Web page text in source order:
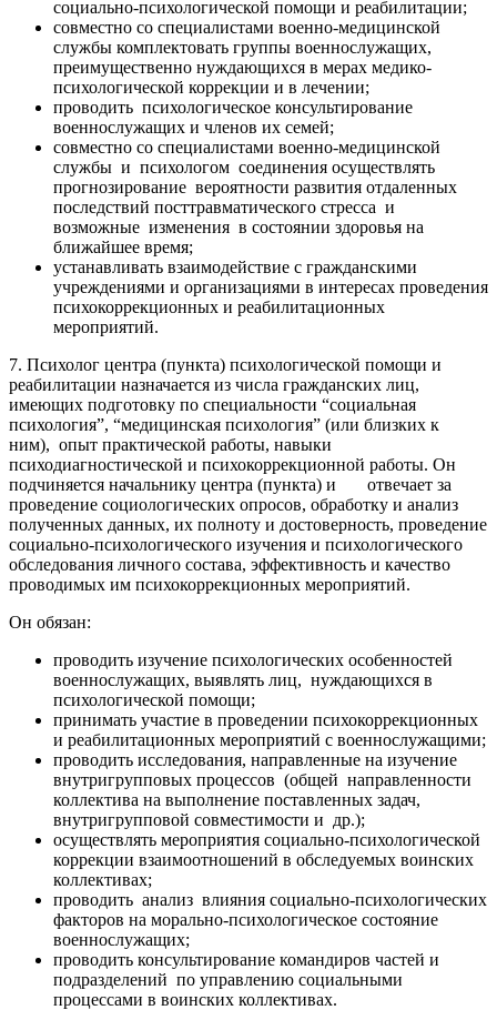
социально-психологической помощи и реабилитации;
совместно со специалистами военно-медицинской
службы комплектовать группы военнослужащих,
преимущественно нуждающихся в мерах медико-
психологической коррекции и в лечении;
проводить психологическое консультирование
военнослужащих и членов их семей;
совместно со специалистами военно-медицинской
службы и психологом соединения осуществлять
прогнозирование вероятности развития отдаленных
последствий посттравматического стресса и
возможные изменения в состоянии здоровья на
ближайшее время;
устанавливать взаимодействие с гражданскими
учреждениями и организациями в интересах проведения
психокоррекционных и реабилитационных
мероприятий.
7. Психолог центра (пункта) психологической помощи и
реабилитации назначается из числа гражданских лиц,
имеющих подготовку по специальности “социальная
психология”, “медицинская психология” (или близких к
ним), опыт практической работы, навыки
психодиагностической и психокоррекционной работы. Он
подчиняется начальнику центра (пункта) и отвечает за
проведение социологических опросов, обработку и анализ
полученных данных, их полноту и достоверность, проведение
социально-психологического изучения и психологического
обследования личного состава, эффективность и качество
проводимых им психокоррекционных мероприятий.
Он обязан:
проводить изучение психологических особенностей
военнослужащих, выявлять лиц, нуждающихся в
психологической помощи;
принимать участие в проведении психокоррекционных
и реабилитационных мероприятий с военнослужащими;
проводить исследования, направленные на изучение
внутригрупповых процессов (общей направленности
коллектива на выполнение поставленных задач,
внутригрупповой совместимости и др.);
осуществлять мероприятия социально-психологической
коррекции взаимоотношений в обследуемых воинских
коллективах;
проводить анализ влияния социально-психологических
факторов на морально-психологическое состояние
военнослужащих;
проводить консультирование командиров частей и
подразделений по управлению социальными
процессами в воинских коллективах.